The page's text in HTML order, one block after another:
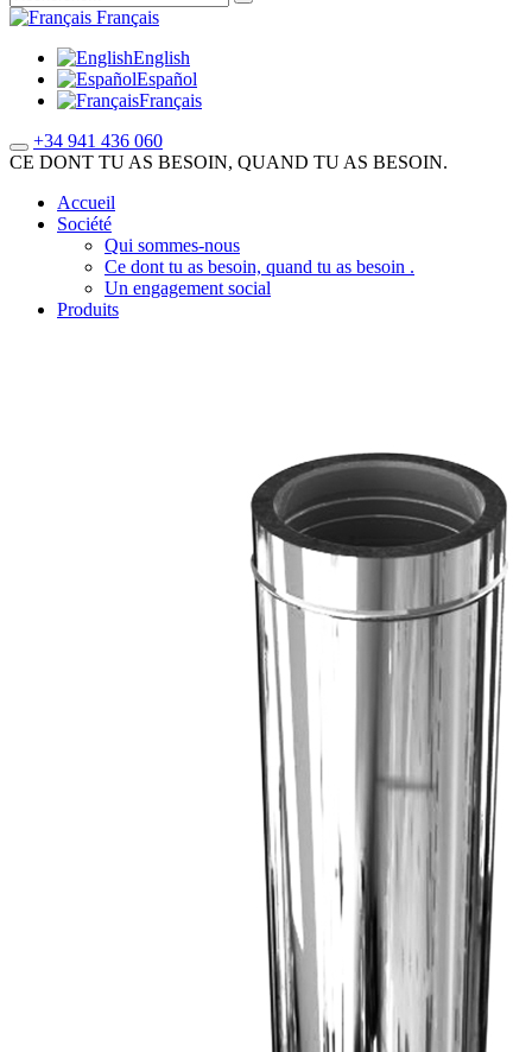
Français
English
Español
Français
+34 941 436 060
CE DONT TU AS BESOIN, QUAND TU AS BESOIN.
Accueil
Société
Qui sommes-nous
Ce dont tu as besoin, quand tu as besoin .
Un engagement social
Produits